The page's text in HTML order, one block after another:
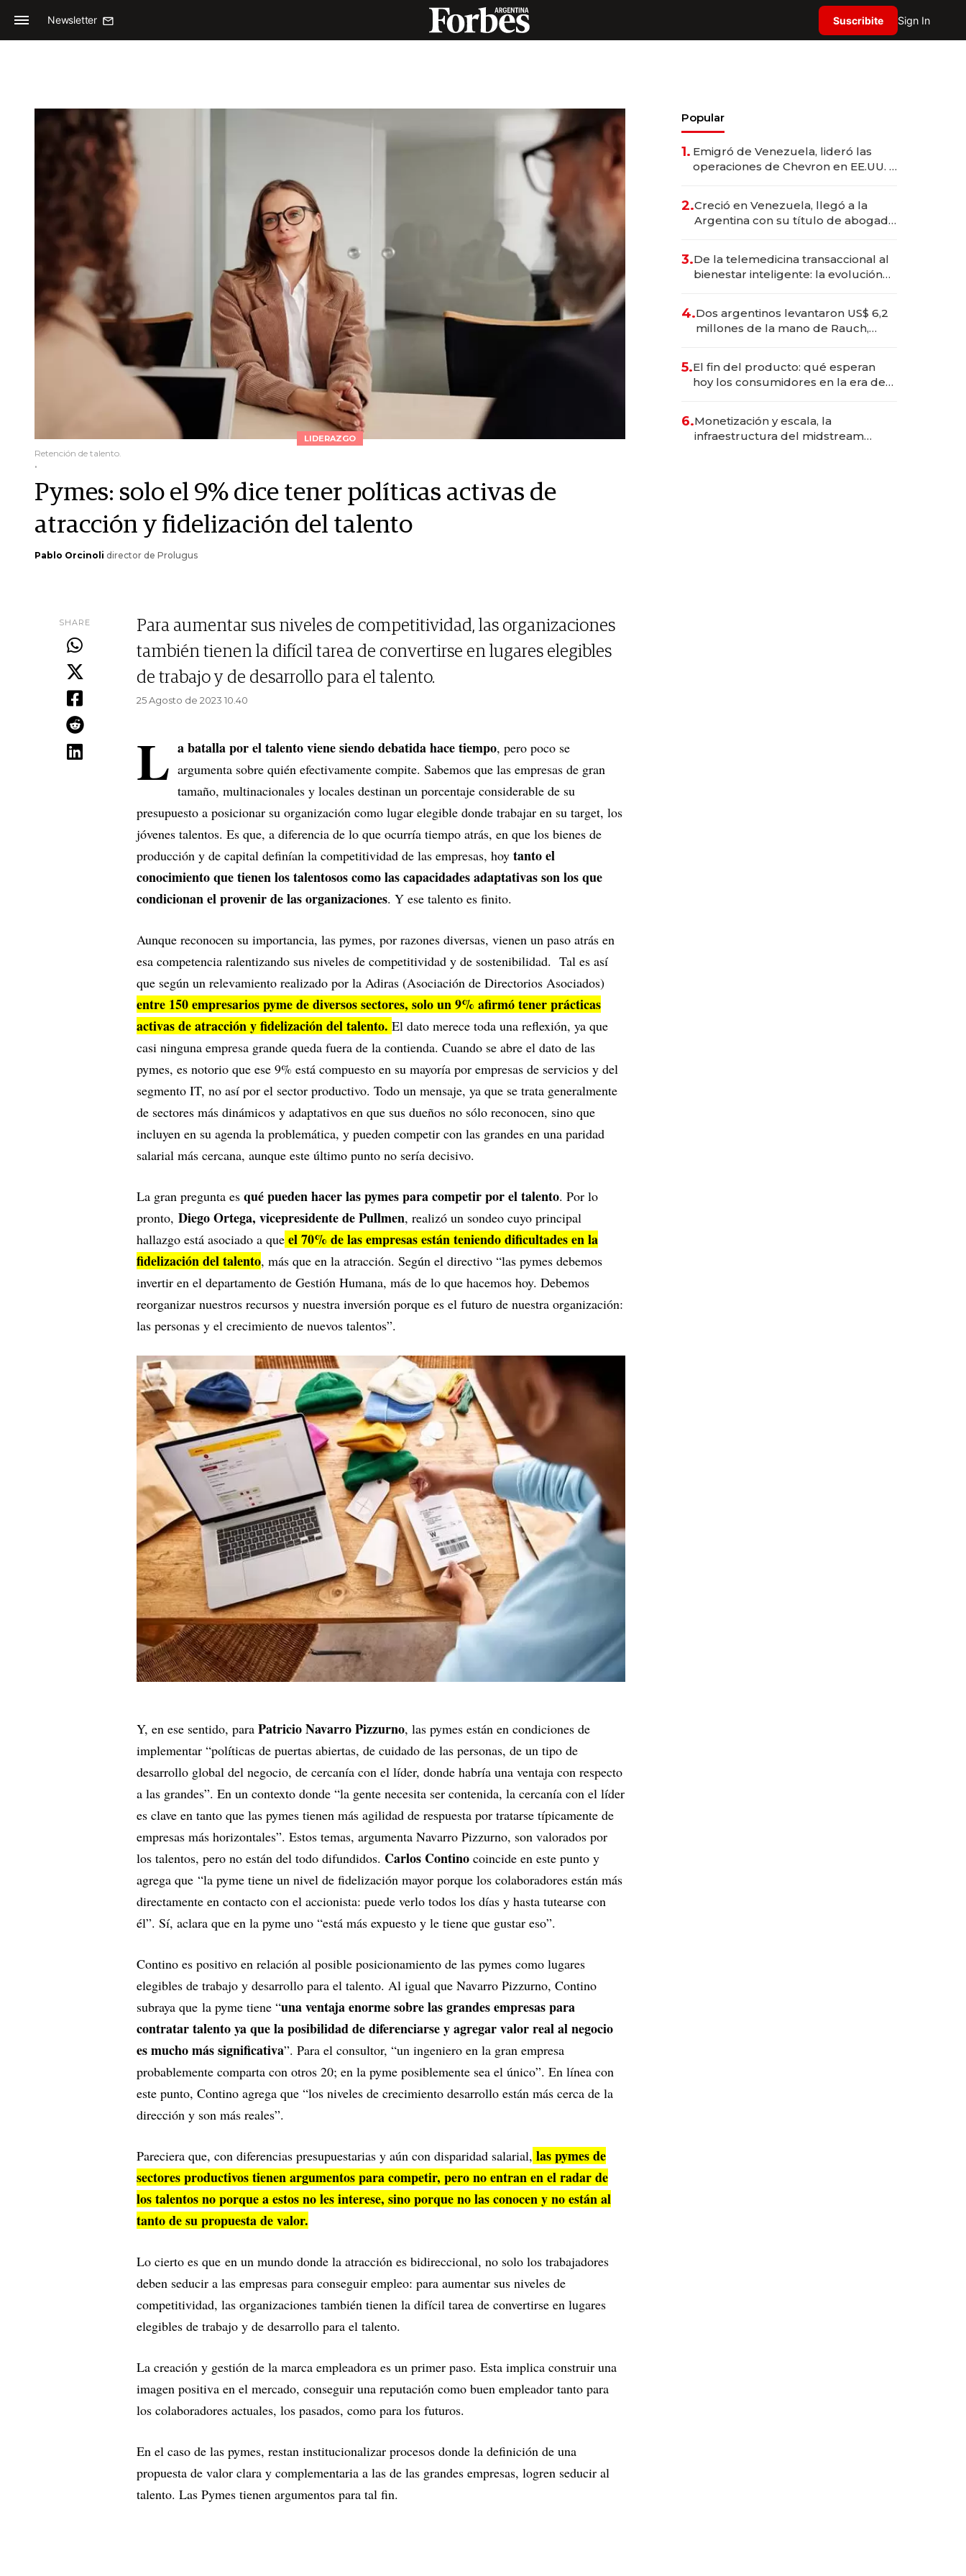
Newsletter Suscribite Sign In
LIDERAZGO
Retención de talento.
.
Pymes: solo el 9% dice tener políticas activas de
atracción y fidelización del talento
Pablo Orcinoli director de Prolugus
SHARE
Para aumentar sus niveles de competitividad, las organizaciones
también tienen la difícil tarea de convertirse en lugares elegibles
de trabajo y de desarrollo para el talento.
25 Agosto de 2023 10.40
L a batalla por el talento viene siendo debatida hace tiempo, pero poco se
argumenta sobre quién efectivamente compite. Sabemos que las empresas de gran
tamaño, multinacionales y locales destinan un porcentaje considerable de su
presupuesto a posicionar su organización como lugar elegible donde trabajar en su target, los
jóvenes talentos. Es que, a diferencia de lo que ocurría tiempo atrás, en que los bienes de
producción y de capital definían la competitividad de las empresas, hoy tanto el
conocimiento que tienen los talentosos como las capacidades adaptativas son los que
condicionan el provenir de las organizaciones. Y ese talento es finito.
Aunque reconocen su importancia, las pymes, por razones diversas, vienen un paso atrás en
esa competencia ralentizando sus niveles de competitividad y de sostenibilidad. Tal es así
que según un relevamiento realizado por la Adiras (Asociación de Directorios Asociados)
entre 150 empresarios pyme de diversos sectores, solo un 9% afirmó tener prácticas
activas de atracción y fidelización del talento. El dato merece toda una reflexión, ya que
casi ninguna empresa grande queda fuera de la contienda. Cuando se abre el dato de las
pymes, es notorio que ese 9% está compuesto en su mayoría por empresas de servicios y del
segmento IT, no así por el sector productivo. Todo un mensaje, ya que se trata generalmente
de sectores más dinámicos y adaptativos en que sus dueños no sólo reconocen, sino que
incluyen en su agenda la problemática, y pueden competir con las grandes en una paridad
salarial más cercana, aunque este último punto no sería decisivo.
La gran pregunta es qué pueden hacer las pymes para competir por el talento. Por lo
pronto, Diego Ortega, vicepresidente de Pullmen, realizó un sondeo cuyo principal
hallazgo está asociado a que el 70% de las empresas están teniendo dificultades en la
fidelización del talento, más que en la atracción. Según el directivo “las pymes debemos
invertir en el departamento de Gestión Humana, más de lo que hacemos hoy. Debemos
reorganizar nuestros recursos y nuestra inversión porque es el futuro de nuestra organización:
las personas y el crecimiento de nuevos talentos”.
Y, en ese sentido, para Patricio Navarro Pizzurno, las pymes están en condiciones de
implementar “políticas de puertas abiertas, de cuidado de las personas, de un tipo de
desarrollo global del negocio, de cercanía con el líder, donde habría una ventaja con respecto
a las grandes”. En un contexto donde “la gente necesita ser contenida, la cercanía con el líder
es clave en tanto que las pymes tienen más agilidad de respuesta por tratarse típicamente de
empresas más horizontales”. Estos temas, argumenta Navarro Pizzurno, son valorados por
los talentos, pero no están del todo difundidos. Carlos Contino coincide en este punto y
agrega que “la pyme tiene un nivel de fidelización mayor porque los colaboradores están más
directamente en contacto con el accionista: puede verlo todos los días y hasta tutearse con
él”. Sí, aclara que en la pyme uno “está más expuesto y le tiene que gustar eso”.
Contino es positivo en relación al posible posicionamiento de las pymes como lugares
elegibles de trabajo y desarrollo para el talento. Al igual que Navarro Pizzurno, Contino
subraya que la pyme tiene “una ventaja enorme sobre las grandes empresas para
contratar talento ya que la posibilidad de diferenciarse y agregar valor real al negocio
es mucho más significativa”. Para el consultor, “un ingeniero en la gran empresa
probablemente comparta con otros 20; en la pyme posiblemente sea el único”. En línea con
este punto, Contino agrega que “los niveles de crecimiento desarrollo están más cerca de la
dirección y son más reales”.
Pareciera que, con diferencias presupuestarias y aún con disparidad salarial, las pymes de
sectores productivos tienen argumentos para competir, pero no entran en el radar de
los talentos no porque a estos no les interese, sino porque no las conocen y no están al
tanto de su propuesta de valor.
Lo cierto es que en un mundo donde la atracción es bidireccional, no solo los trabajadores
deben seducir a las empresas para conseguir empleo: para aumentar sus niveles de
competitividad, las organizaciones también tienen la difícil tarea de convertirse en lugares
elegibles de trabajo y de desarrollo para el talento.
La creación y gestión de la marca empleadora es un primer paso. Esta implica construir una
imagen positiva en el mercado, conseguir una reputación como buen empleador tanto para
los colaboradores actuales, los pasados, como para los futuros.
En el caso de las pymes, restan institucionalizar procesos donde la definición de una
propuesta de valor clara y complementaria a las de las grandes empresas, logren seducir al
talento. Las Pymes tienen argumentos para tal fin.
Popular
1. Emigró de Venezuela, lideró las
operaciones de Chevron en EE.UU. y
2.Creció en Venezuela, llegó a la
Argentina con su título de abogado
marcas "fast premium"
3.De la telemedicina transaccional al
bienestar inteligente: la evolución
4.Dos argentinos levantaron US$ 6,2
millones de la mano de Rauch,
5.El fin del producto: qué esperan
hoy los consumidores en la era de
6.Monetización y escala, la
infraestructura del midstream